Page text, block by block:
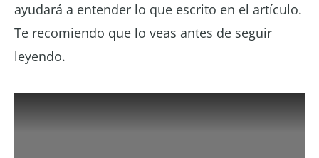
ayudará a entender lo que escrito en el artículo.
Te recomiendo que lo veas antes de seguir
leyendo.